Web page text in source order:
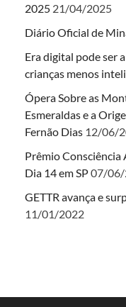
2025 21/04/2025
Diário Oficial de
Era digital pode ser
crianças menos
Ópera Sobre as
Esmeraldas e a
Fernão Dias 12/06/
Prêmio
Dia 14 em SP07/
GETTR avança e
11/01/2022